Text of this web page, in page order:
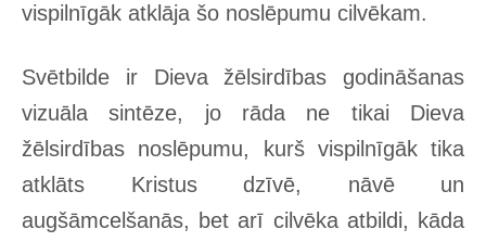
vispilnīgāk atklāja šo noslēpumu cilvēkam.
Svētbilde ir Dieva žēlsirdības godināšanas
vizuāla sintēze, jo rāda ne tikai Dieva
žēlsirdības noslēpumu, kurš vispilnīgāk tika
atklāts Kristus dzīvē, nāvē un
augšāmcelšanās, bet arī cilvēka atbildi, kāda